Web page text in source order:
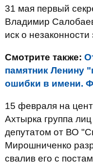
31 мая первый
Владимир
иск о
Смотрите также:
памятник Ленину
ошибки в имени.
15 февраля на
Ахтырка группа
депутатом от ВО
Мирошниченко
свалив его с